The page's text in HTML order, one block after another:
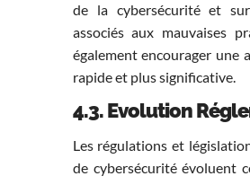
de la cybersécurité et
associés aux mauvaises
également encourager une
rapide et plus significative.
4.3. Evolution
Les régulations et
de cybersécurité évoluent